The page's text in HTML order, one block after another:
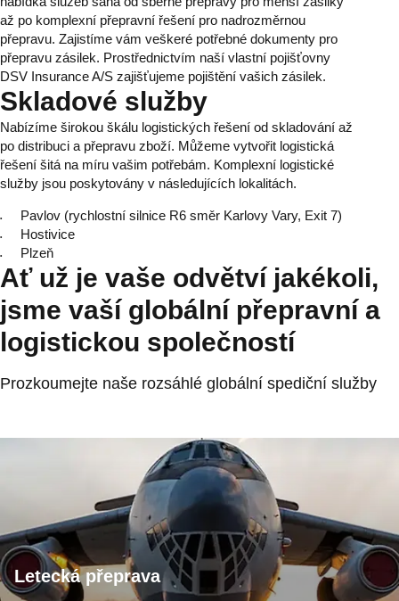
až po komplexní přepravní řešení pro nadrozměrnou
přepravu. Zajistíme vám veškeré potřebné dokumenty pro
přepravu zásilek. Prostřednictvím naší vlastní pojišťovny
DSV Insurance A/S zajišťujeme pojištění vašich zásilek.
Skladové služby
Nabízíme širokou škálu logistických řešení od skladování až
po distribuci a přepravu zboží. Můžeme vytvořit logistická
řešení šitá na míru vašim potřebám. Komplexní logistické
služby jsou poskytovány v následujících lokalitách.
Pavlov (rychlostní silnice R6 směr Karlovy Vary, Exit 7)
Hostivice
Plzeň
Ať už je vaše odvětví jakékoli,
jsme vaší globální přepravní a
logistickou společností
Prozkoumejte naše rozsáhlé globální spediční služby
Letecká přeprava